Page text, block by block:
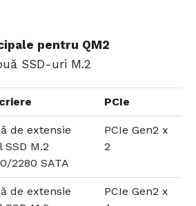
pentru QM2
SSD-uri M.2
PCIe
de extensie
SSD M.2
2280 SATA
PCIe Gen2 x
2
de extensie
PCIe Gen2 x